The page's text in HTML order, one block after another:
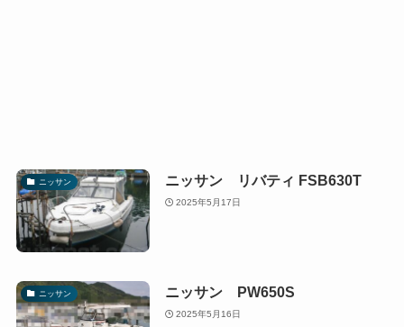
ニッサン ニッサン リバティ FSB630T
2025年5月17日
ニッサン ニッサン PW650S
2025年5月16日